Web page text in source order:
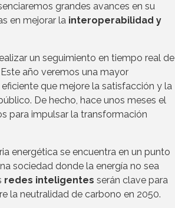
grandes avances en su
en mejorar la interoperabilidad y
un seguimiento en tiempo real de
año veremos una mayor
que mejore la satisfacción y la
De hecho, hace unos meses el
para impulsar la transformación
energética se encuentra en un punto
sociedad donde la energía no sea
redes inteligentes serán clave para
la neutralidad de carbono en 2050.